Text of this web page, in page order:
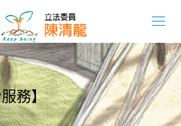
務】